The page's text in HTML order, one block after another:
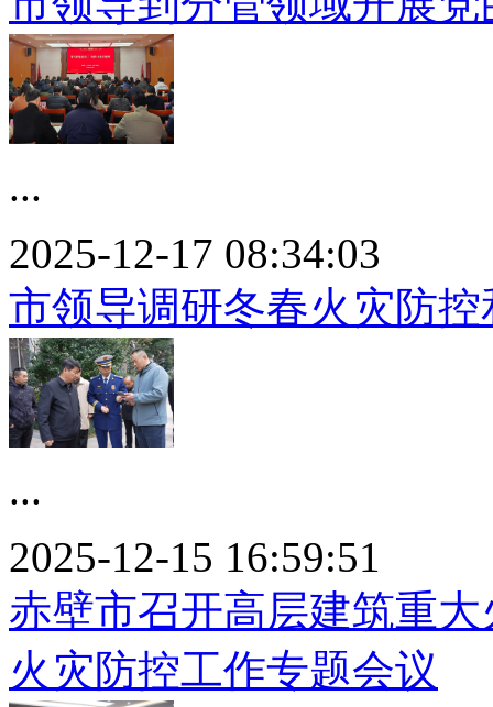
...
2025-12-17 08:34:03
市领导调研冬春火灾防
...
2025-12-15 16:59:51
赤壁市召开高层建筑重
火灾防控工作专题会议